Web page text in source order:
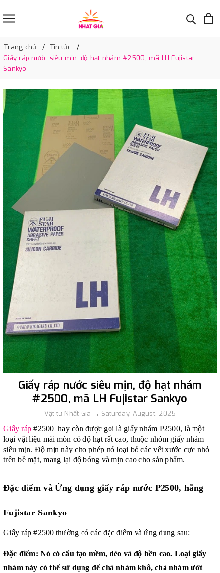
Trang chủ
Tin tức
Giấy ráp nước siêu mịn, độ hạt nhám #2500, mã LH Fujistar
Sankyo
Giấy ráp nước siêu mịn, độ hạt nhám
#2500, mã LH Fujistar Sankyo
Vật tư Nhất Gia
Saturday, August, 2025
Giấy ráp #2500, hay còn được gọi là giấy nhám P2500, là một
loại vật liệu mài mòn có độ hạt rất cao, thuộc nhóm giấy nhám
siêu mịn. Độ mịn này cho phép nó loại bỏ các vết xước cực nhỏ
trên bề mặt, mang lại độ bóng và mịn cao cho sản phẩm.
Đặc điểm và Ứng dụng giấy ráp nước P2500, hãng
Fujistar Sankyo
Giấy ráp #2500 thường có các đặc điểm và ứng dụng sau:
Đặc điểm: Nó có cấu tạo mềm, dẻo và độ bền cao. Loại giấy
nhám này có thể sử dụng để chà nhám khô, chà nhám ướt